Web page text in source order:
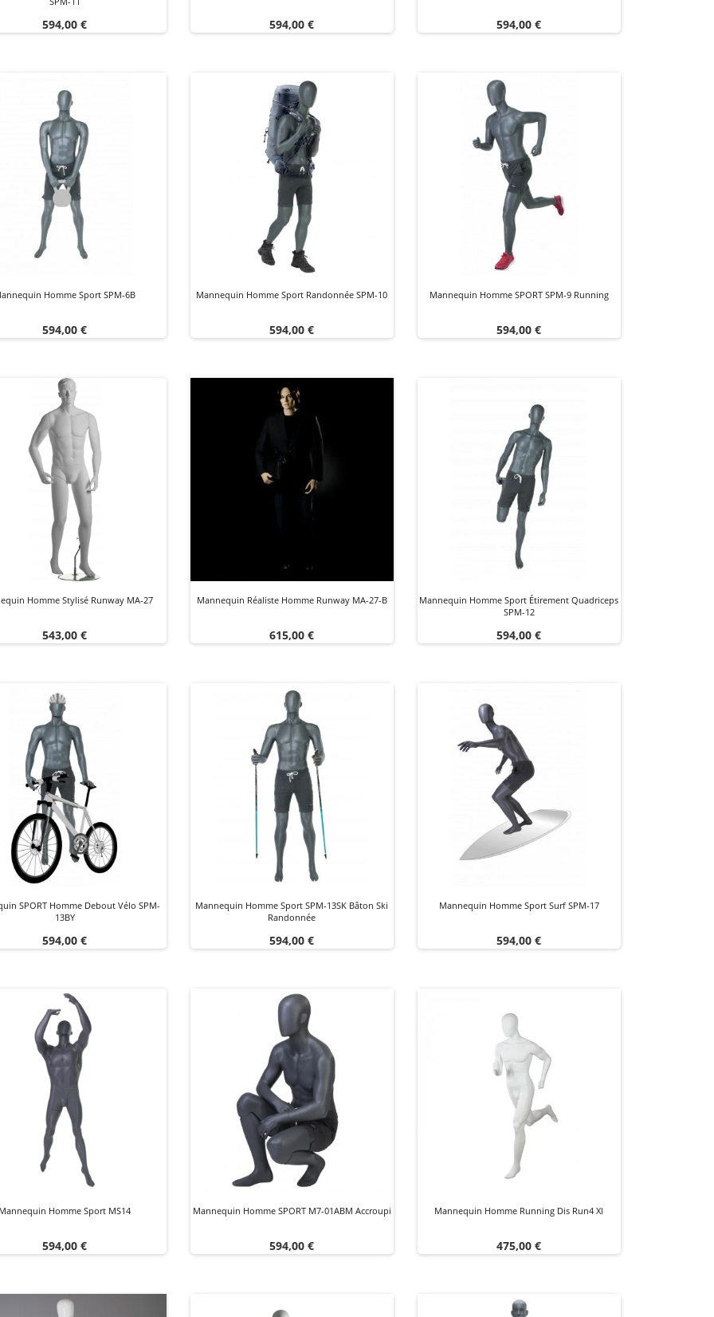
Prix
594,00 € Prix
594,00 € Prix
594,00 €
Homme Sport SPM-6B
Prix
594,00 €
Mannequin Homme Sport Randonnée SPM-10
Prix
594,00 €
Mannequin Homme SPORT SPM-9 Running
Prix
594,00 €
Homme Stylisé Runway MA-27
Prix
543,00 €
Mannequin Réaliste Homme Runway MA-27-B
Prix
615,00 €
Mannequin Homme Sport Étirement Quadriceps
SPM-12
Prix
594,00 €
SPORT Homme Debout Vélo SPM-
13BY
Prix
594,00 €
Mannequin Homme Sport SPM-13SK Bâton Ski
Randonnée
Prix
594,00 €
Mannequin Homme Sport Surf SPM-17
Prix
594,00 €
Homme Sport MS14
Prix
594,00 €
Mannequin Homme SPORT M7-01ABM Accroupi
Prix
594,00 €
Mannequin Homme Running Dis Run4 Xl
Prix
475,00 €